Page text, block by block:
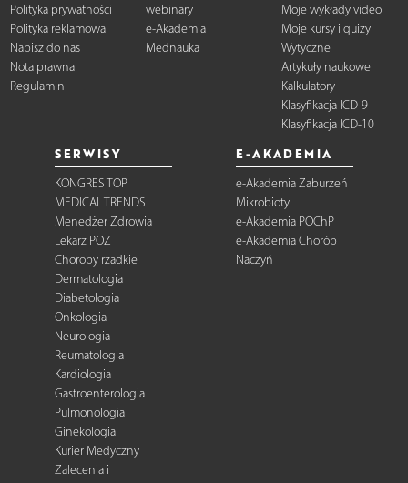
Polityka prywatności
Polityka reklamowa
Napisz do nas
Nota prawna
Regulamin
webinary
e-Akademia
Mednauka
Moje wykłady video
Moje kursy i quizy
Wytyczne
Artykuły naukowe
Kalkulatory
Klasyfikacja ICD-9
Klasyfikacja ICD-10
SERWISY
KONGRES TOP
MEDICAL TRENDS
Menedżer Zdrowia
Lekarz POZ
Choroby rzadkie
Dermatologia
Diabetologia
Onkologia
Neurologia
Reumatologia
Kardiologia
Gastroenterologia
Pulmonologia
Ginekologia
Kurier Medyczny
Zalecenia i
E-AKADEMIA
e-Akademia Zaburzeń
Mikrobioty
e-Akademia POChP
e-Akademia Chorób
Naczyń